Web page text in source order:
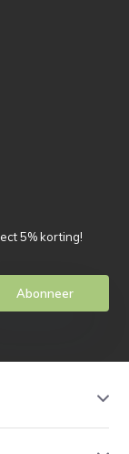
5% korting!
Abonneer